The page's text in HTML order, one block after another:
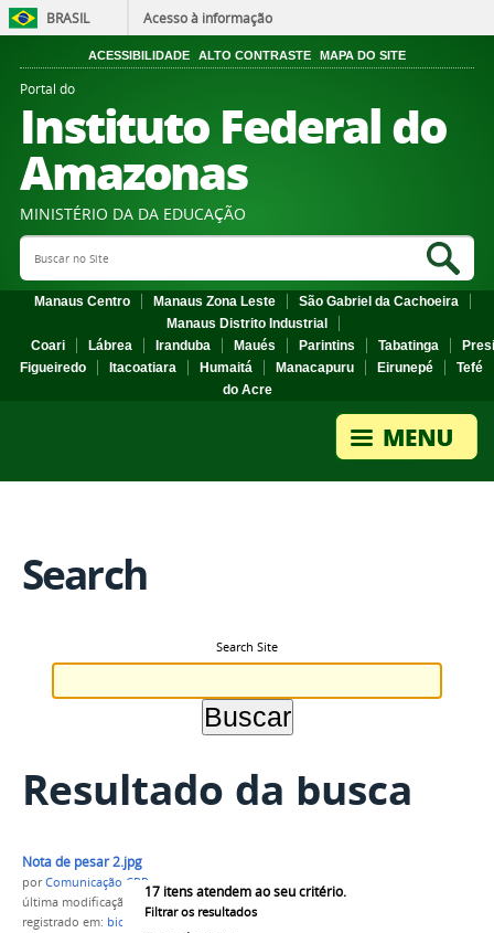
BRASIL Acesso à informação
ACESSIBILIDADE ALTO CONTRASTE MAPA DO SITE
Portal do
Instituto Federal do
Amazonas
MINISTÉRIO DA DA EDUCAÇÃO
Search Site
Manaus Centro Manaus Zona Leste
São Gabriel da Cachoeira
Manaus Distrito Industrial
Coari
Lábrea Iranduba Maués Parintins Tabatinga
Figueiredo
Itacoatiara Humaitá Manacapuru Eirunepé
Tefé
do Acre
Search
Search Site
Resultado da busca
17 itens atendem ao seu critério.
Filtrar os resultados
Nota de pesar 2.jpg
porComunicação CPR
última modificação
em 17/03/2021 17h07
registrado em: biologia,covid-19,faleceu,